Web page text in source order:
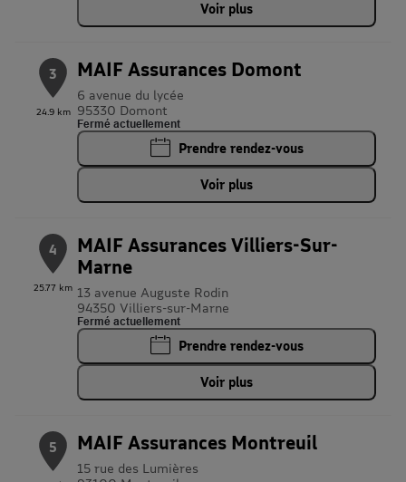
Voir plus
3
24.9 km
MAIF Assurances Domont
6 avenue du lycée
95330 Domont
Fermé actuellement
Prendre rendez-vous
Voir plus
4
25.77 km
MAIF Assurances Villiers-Sur-
Marne
13 avenue Auguste Rodin
94350 Villiers-sur-Marne
Fermé actuellement
Prendre rendez-vous
Voir plus
5 MAIF Assurances Montreuil
15 rue des Lumières